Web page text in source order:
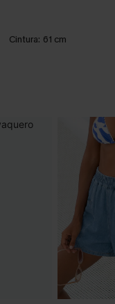
Cintura: 61 cm